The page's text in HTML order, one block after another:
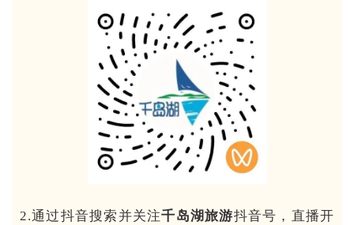
2.通过抖音搜索并关注千岛湖旅游抖音号，直播开